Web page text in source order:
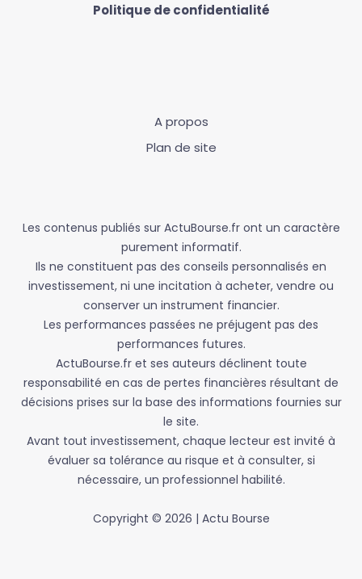
Politique de confidentialité
A propos
Plan de site
Les contenus publiés sur ActuBourse.fr ont un caractère
purement informatif.
Ils ne constituent pas des conseils personnalisés en
investissement, ni une incitation à acheter, vendre ou
conserver un instrument financier.
Les performances passées ne préjugent pas des
performances futures.
ActuBourse.fr et ses auteurs déclinent toute
responsabilité en cas de pertes financières résultant de
décisions prises sur la base des informations fournies sur
le site.
Avant tout investissement, chaque lecteur est invité à
évaluer sa tolérance au risque et à consulter, si
nécessaire, un professionnel habilité.
Copyright © 2026 | Actu Bourse